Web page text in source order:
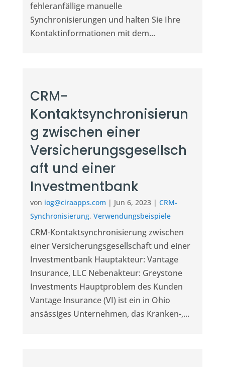
fehleranfällige manuelle
Synchronisierungen und halten Sie Ihre
Kontaktinformationen mit dem...
CRM-
Kontaktsynchronisierun
g zwischen einer
Versicherungsgesellsch
aft und einer
Investmentbank
von iog@ciraapps.com | Jun 6, 2023| CRM-
Synchronisierung, Verwendungsbeispiele
CRM-Kontaktsynchronisierung zwischen
einer Versicherungsgesellschaft und einer
Investmentbank Hauptakteur: Vantage
Insurance, LLC Nebenakteur: Greystone
Investments Hauptproblem des Kunden
Vantage Insurance (VI) ist ein in Ohio
ansässiges Unternehmen, das Kranken-,...